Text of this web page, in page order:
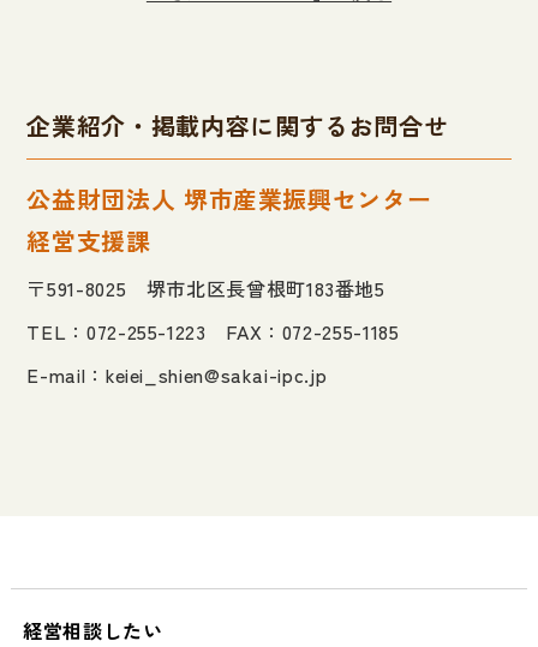
企業紹介・掲載内容に関するお問合せ
公益財団法人 堺市産業振興センター
経営支援課
〒591-8025 堺市北区長曾根町183番地5
TEL：072-255-1223 FAX：072-255-1185
E-mail： keiei_shien@sakai-ipc.jp
経営相談したい